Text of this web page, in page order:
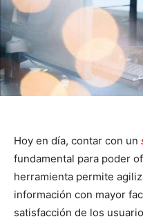
Hoy en día, contar con un
fundamental para poder
herramienta permite
información con mayor
satisfacción de los